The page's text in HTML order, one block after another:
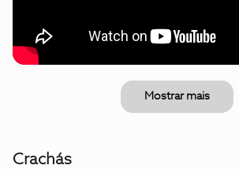
Mostrar mais
Crachás